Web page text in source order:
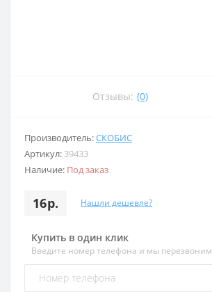
Отзывы: (0)
Производитель:СКОБИС
Артикул: 39433
Наличие: Под заказ
16р. Нашли дешевле?
Купить в один клик
Введите номер телефона и мы перезвоним